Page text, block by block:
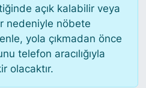
açık kalabilir veya
nedeniyle nöbete
yola çıkmadan önce
telefon aracılığıyla
olacaktır.